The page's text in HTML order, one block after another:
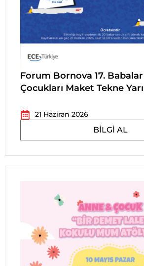
Forum Bornova 17.
Çocukları Maket Tekne
21 Haziran 2026
BILGI AL